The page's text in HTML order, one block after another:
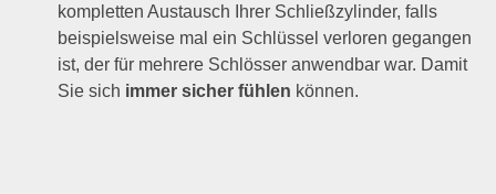
kompletten Austausch Ihrer Schließzylinder, falls
beispielsweise mal ein Schlüssel verloren gegangen
ist, der für mehrere Schlösser anwendbar war. Damit
Sie sich immer sicher fühlen können.